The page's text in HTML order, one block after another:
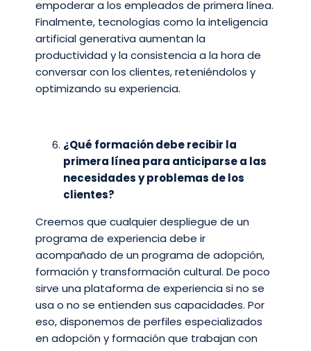
empoderar a los empleados de primera línea.
Finalmente, tecnologías como la inteligencia
artificial generativa aumentan la
productividad y la consistencia a la hora de
conversar con los clientes, reteniéndolos y
optimizando su experiencia.
¿Qué formación debe recibir la
primera línea para anticiparse a las
necesidades y problemas de los
clientes?
Creemos que cualquier despliegue de un
programa de experiencia debe ir
acompañado de un programa de adopción,
formación y transformación cultural. De poco
sirve una plataforma de experiencia si no se
usa o no se entienden sus capacidades. Por
eso, disponemos de perfiles especializados
en adopción y formación que trabajan con